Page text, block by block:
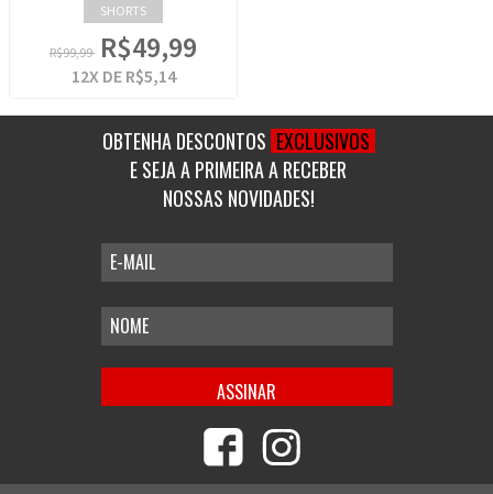
SHORTS
R$99,99 R$49,99
12X DE R$5,14
OBTENHA DESCONTOS EXCLUSIVOS
E SEJA A PRIMEIRA A RECEBER
NOSSAS NOVIDADES!